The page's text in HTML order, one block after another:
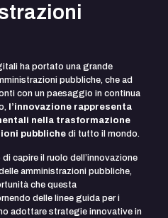
ha portato una grande
pubbliche, che ad
con un paesaggio in continua
l’innovazione rappresenta
nella trasformazione
pubblichedi tutto il mondo.
capire il ruolo dell’innovazione
amministrazioni pubbliche,
che questa
delle linee guida per i
adottare strategie innovative in